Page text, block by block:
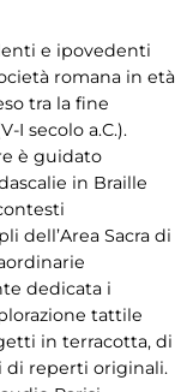
e ipovedenti
romana in età
tra la fine
I secolo a.C.).
è guidato
in Braille
dell’Area Sacra di
dedicata i
tattile
in terracotta, di
di reperti originali.